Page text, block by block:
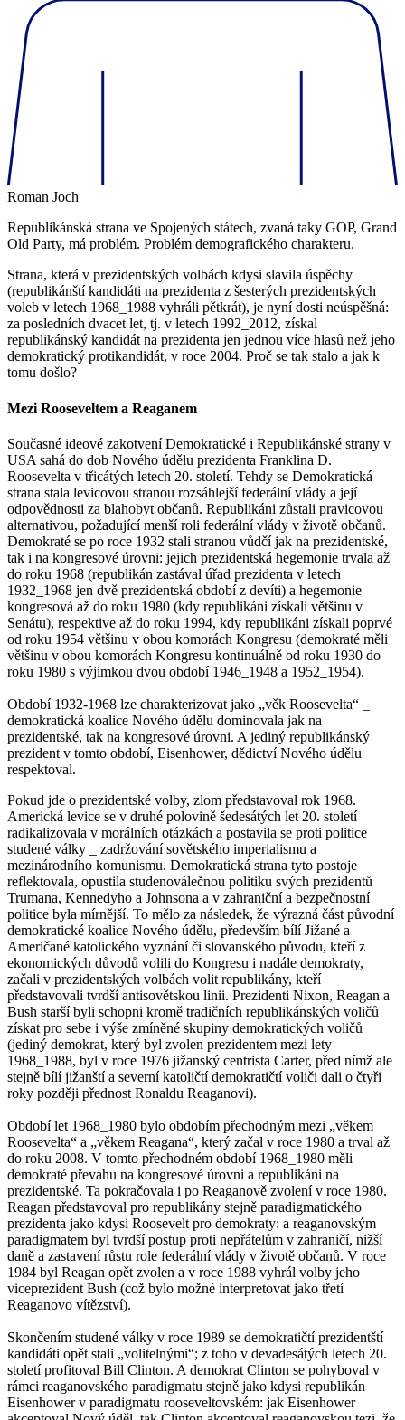
Roman Joch
Republikánská strana ve Spojených státech, zvaná taky GOP, Grand
Old Party, má problém. Problém demografického charakteru.
Strana, která v prezidentských volbách kdysi slavila úspěchy
(republikánští kandidáti na prezidenta z šesterých prezidentských
voleb v letech 1968_1988 vyhráli pětkrát), je nyní dosti neúspěšná:
za posledních dvacet let, tj. v letech 1992_2012, získal
republikánský kandidát na prezidenta jen jednou více hlasů než jeho
demokratický protikandidát, v roce 2004. Proč se tak stalo a jak k
tomu došlo?
Mezi Rooseveltem a Reaganem
Současné ideové zakotvení Demokratické i Republikánské strany v
USA sahá do dob Nového údělu prezidenta Franklina D.
Roosevelta v třicátých letech 20. století. Tehdy se Demokratická
strana stala levicovou stranou rozsáhlejší federální vlády a její
odpovědnosti za blahobyt občanů. Republikáni zůstali pravicovou
alternativou, požadující menší roli federální vlády v životě občanů.
Demokraté se po roce 1932 stali stranou vůdčí jak na prezidentské,
tak i na kongresové úrovni: jejich prezidentská hegemonie trvala až
do roku 1968 (republikán zastával úřad prezidenta v letech
1932_1968 jen dvě prezidentská období z devíti) a hegemonie
kongresová až do roku 1980 (kdy republikáni získali většinu v
Senátu), respektive až do roku 1994, kdy republikáni získali poprvé
od roku 1954 většinu v obou komorách Kongresu (demokraté měli
většinu v obou komorách Kongresu kontinuálně od roku 1930 do
roku 1980 s výjimkou dvou období 1946_1948 a 1952_1954).
Období 1932-1968 lze charakterizovat jako „věk Roosevelta“ _
demokratická koalice Nového údělu dominovala jak na
prezidentské, tak na kongresové úrovni. A jediný republikánský
prezident v tomto období, Eisenhower, dědictví Nového údělu
respektoval.
Pokud jde o prezidentské volby, zlom představoval rok 1968.
Americká levice se v druhé polovině šedesátých let 20. století
radikalizovala v morálních otázkách a postavila se proti politice
studené války _ zadržování sovětského imperialismu a
mezinárodního komunismu. Demokratická strana tyto postoje
reflektovala, opustila studenoválečnou politiku svých prezidentů
Trumana, Kennedyho a Johnsona a v zahraniční a bezpečnostní
politice byla mírnější. To mělo za následek, že výrazná část původní
demokratické koalice Nového údělu, především bílí Jižané a
Američané katolického vyznání či slovanského původu, kteří z
ekonomických důvodů volili do Kongresu i nadále demokraty,
začali v prezidentských volbách volit republikány, kteří
představovali tvrdší antisovětskou linii. Prezidenti Nixon, Reagan a
Bush starší byli schopni kromě tradičních republikánských voličů
získat pro sebe i výše zmíněné skupiny demokratických voličů
(jediný demokrat, který byl zvolen prezidentem mezi lety
1968_1988, byl v roce 1976 jižanský centrista Carter, před nímž ale
stejně bílí jižanští a severní katoličtí demokratičtí voliči dali o čtyři
roky později přednost Ronaldu Reaganovi).
Období let 1968_1980 bylo obdobím přechodným mezi „věkem
Roosevelta“ a „věkem Reagana“, který začal v roce 1980 a trval až
do roku 2008. V tomto přechodném období 1968_1980 měli
demokraté převahu na kongresové úrovni a republikáni na
prezidentské. Ta pokračovala i po Reaganově zvolení v roce 1980.
Reagan představoval pro republikány stejně paradigmatického
prezidenta jako kdysi Roosevelt pro demokraty: a reaganovským
paradigmatem byl tvrdší postup proti nepřátelům v zahraničí, nižší
daně a zastavení růstu role federální vlády v životě občanů. V roce
1984 byl Reagan opět zvolen a v roce 1988 vyhrál volby jeho
viceprezident Bush (což bylo možné interpretovat jako třetí
Reaganovo vítězství).
Skončením studené války v roce 1989 se demokratičtí prezidentští
kandidáti opět stali „volitelnými“; z toho v devadesátých letech 20.
století profitoval Bill Clinton. A demokrat Clinton se pohyboval v
rámci reaganovského paradigmatu stejně jako kdysi republikán
Eisenhower v paradigmatu rooseveltovském: jak Eisenhower